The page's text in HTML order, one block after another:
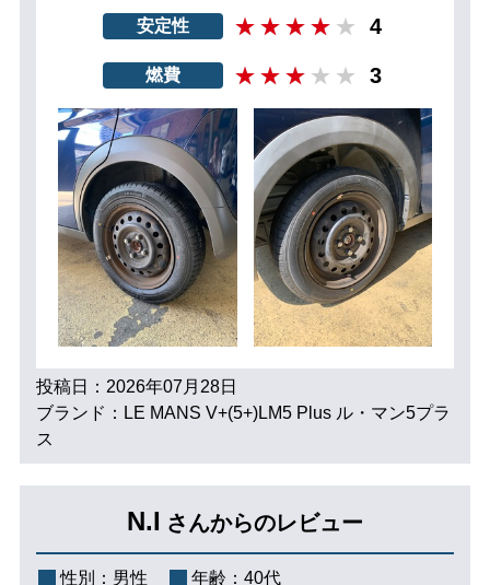
安定性 4
燃費 3
投稿日：2026年07月28日
ブランド：LE MANS V+(5+)LM5 Plus ル・マン5プラ
ス
N.I さんからのレビュー
性別： 男性 年齢： 40代